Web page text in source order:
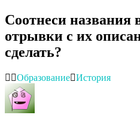
Соотнеси названия
отрывки с их
сделать?
Образование История